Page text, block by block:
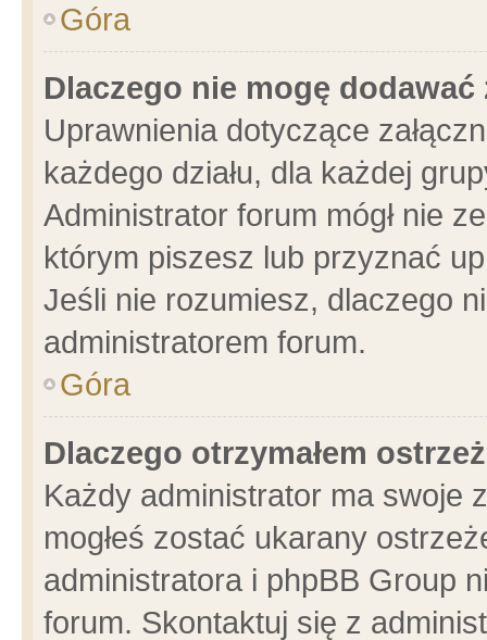
Góra
Dlaczego nie mogę dodawać
Uprawnienia dotyczące
każdego działu, dla każdej
Administrator forum mógł nie
którym piszesz lub przyznać
Jeśli nie rozumiesz, dlaczego
administratorem forum.
Góra
Dlaczego otrzymałem
Każdy administrator ma swoje
mogłeś zostać ukarany
administratora i phpBB Group
forum. Skontaktuj się z